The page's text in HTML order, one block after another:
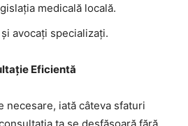
medicală locală.
avocați specializați.
Eficientă
necesare, iată câteva sfaturi